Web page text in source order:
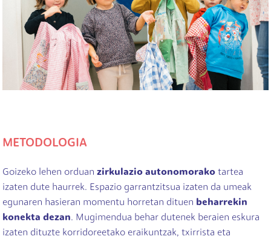
METODOLOGIA
Goizeko lehen orduan zirkulazio autonomorako tartea
izaten dute haurrek. Espazio garrantzitsua izaten da umeak
egunaren hasieran momentu horretan dituen beharrekin
konekta dezan. Mugimendua behar dutenek beraien eskura
izaten dituzte korridoreetako eraikuntzak, txirrista eta